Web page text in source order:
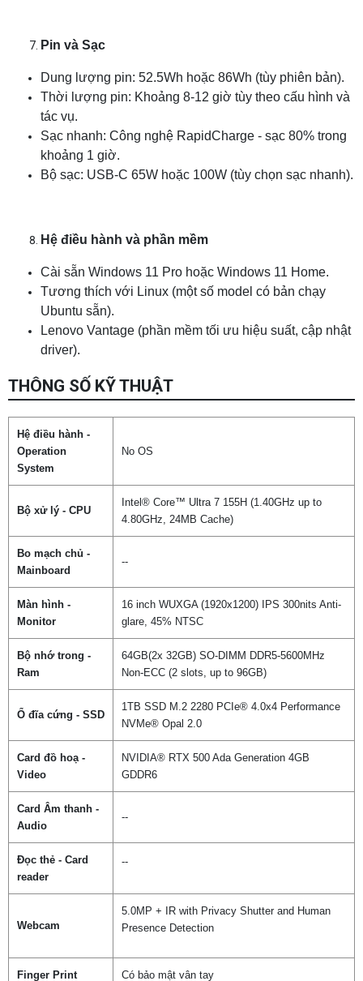
Pin và Sạc
Dung lượng pin: 52.5Wh hoặc 86Wh (tùy phiên bản).
Thời lượng pin: Khoảng 8-12 giờ tùy theo cấu hình và
tác vụ.
Sạc nhanh: Công nghệ RapidCharge - sạc 80% trong
khoảng 1 giờ.
Bộ sạc: USB-C 65W hoặc 100W (tùy chọn sạc nhanh).
Hệ điều hành và phần mềm
Cài sẵn Windows 11 Pro hoặc Windows 11 Home.
Tương thích với Linux (một số model có bản chạy
Ubuntu sẵn).
Lenovo Vantage (phần mềm tối ưu hiệu suất, cập nhật
driver).
THÔNG SỐ KỸ THUẬT
Hệ điều hành -
Operation
System
No OS
Bộ xử lý - CPU
Intel® Core™ Ultra 7 155H (1.40GHz up to
4.80GHz, 24MB Cache)
Bo mạch chủ -
Mainboard
--
Màn hình -
Monitor
16 inch WUXGA (1920x1200) IPS 300nits Anti-
glare, 45% NTSC
Bộ nhớ trong -
Ram
64GB(2x 32GB) SO-DIMM DDR5-5600MHz
Non-ECC (2 slots, up to 96GB)
Ổ đĩa cứng - SSD
1TB SSD M.2 2280 PCIe® 4.0x4 Performance
NVMe® Opal 2.0
Card đồ hoạ -
Video
NVIDIA® RTX 500 Ada Generation 4GB
GDDR6
Card Âm thanh -
Audio
--
Đọc thẻ - Card
reader
--
Webcam
5.0MP + IR with Privacy Shutter and Human
Presence Detection
Finger Print Có bảo mật vân tay